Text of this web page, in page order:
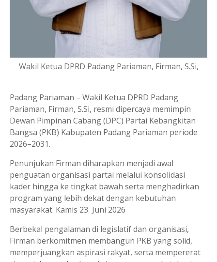
Wakil Ketua DPRD Padang Pariaman, Firman, S.Si,
Padang Pariaman – Wakil Ketua DPRD Padang
Pariaman, Firman, S.Si, resmi dipercaya memimpin
Dewan Pimpinan Cabang (DPC) Partai Kebangkitan
Bangsa (PKB) Kabupaten Padang Pariaman periode
2026–2031.
Penunjukan Firman diharapkan menjadi awal
penguatan organisasi partai melalui konsolidasi
kader hingga ke tingkat bawah serta menghadirkan
program yang lebih dekat dengan kebutuhan
masyarakat. Kamis 23 Juni 2026
Berbekal pengalaman di legislatif dan organisasi,
Firman berkomitmen membangun PKB yang solid,
memperjuangkan aspirasi rakyat, serta mempererat